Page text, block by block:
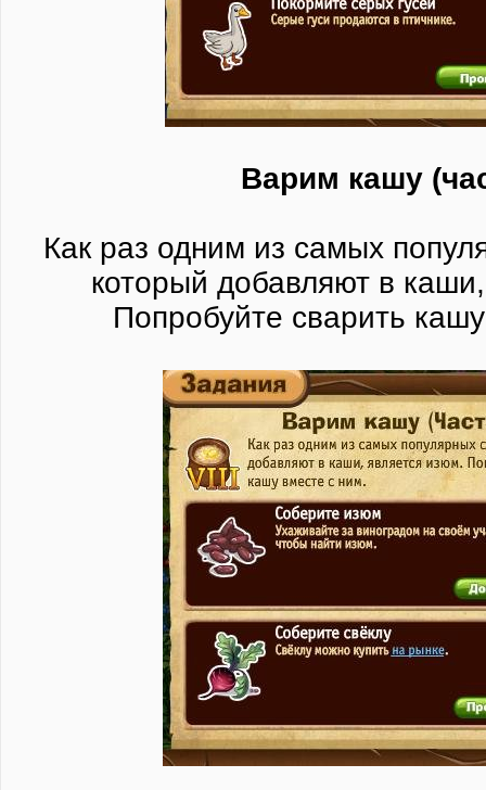
Варим кашу
Как раз одним из самых
который добавляют в
Попробуйте сварить